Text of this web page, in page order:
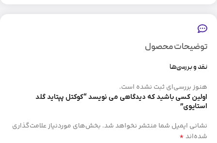
توضیحات محصول
نقد و بررسی‌ها
هنوز بررسی‌ای ثبت نشده است.
اولین کسی باشید که دیدگاهی می نویسد “کوکتل پپتاید گلد
استایوی”
نشانی ایمیل شما منتشر نخواهد شد. بخش‌های موردنیاز علامت‌گذاری
شده‌اند*